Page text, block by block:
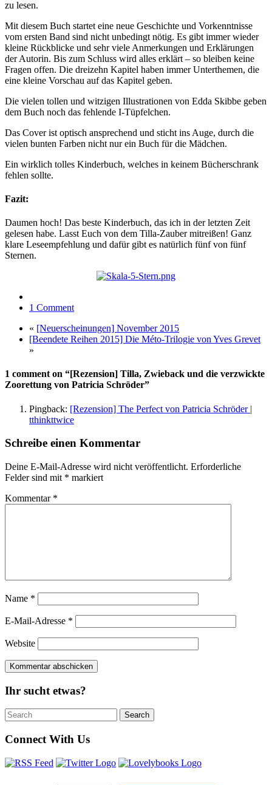
zu lesen.
Mit diesem Buch startet eine neue Geschichte und Vorkenntnisse
vom ersten Band sind nicht unbedingt nötig. Es gibt immer wieder
kleine Rückblicke und sehr viele Anmerkungen und Erklärungen
der Autorin. Bis zum Schluss wird alles erklärt – so bleiben keine
Fragen offen. Die dreizehn Kapitel haben immer Unterthemen, die
eine kleine Vorschau auf das Kapitel geben.
Die vielen tollen und witzigen Illustrationen von Edda Skibbe geben
dem Buch noch das fehlende I-Tüpfelchen.
Das Cover ist optisch ansprechend und sticht ins Auge, durch die
vielen bunten Farben nicht nur ein Buch für die Mädchen.
Ein wirklich tolles Kinderbuch, welches in keinem Bücherschrank
fehlen sollte.
Fazit:
Daumen hoch! Das beste Kinderbuch, das ich in der letzten Zeit
gelesen habe. Lasst Euch von dem Tilla-Zauber mitreißen! Ganz
klare Leseempfehlung und dafür gibt es natürlich fünf von fünf
Sternen.
1 Comment
« [Neuerscheinungen] November 2015
[Beendete Reihen 2015] Die Méto-Trilogie von Yves Grevet
»
1 comment on “[Rezension] Tilla, Zwieback und die verzwickte
Zoorettung von Patricia Schröder”
Pingback: [Rezension] The Perfect von Patricia Schröder |
tthinkttwice
Schreibe einen Kommentar
Deine E-Mail-Adresse wird nicht veröffentlicht. Erforderliche
Felder sind mit * markiert
Kommentar *
Name *
E-Mail-Adresse *
Website
Ihr sucht etwas?
Search
for:
Search
Connect With Us